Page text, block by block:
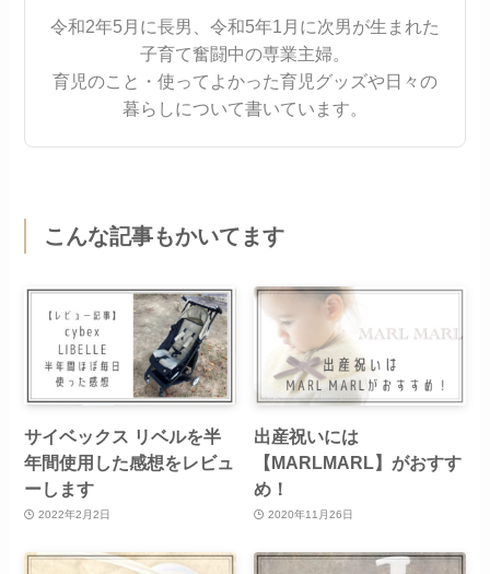
令和2年5月に長男、令和5年1月に次男が生まれた
子育て奮闘中の専業主婦。
育児のこと・使ってよかった育児グッズや日々の
暮らしについて書いています。
こんな記事もかいてます
サイベックス リベルを半
年間使用した感想をレビュ
ーします
2022年2月2日
出産祝いには
【MARLMARL】がおすす
め！
2020年11月26日